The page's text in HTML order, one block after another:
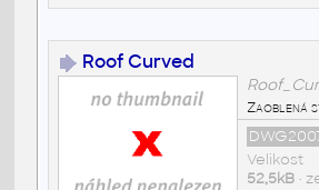
Roof Curved
Zaoblená
Velikost
52,5kB•